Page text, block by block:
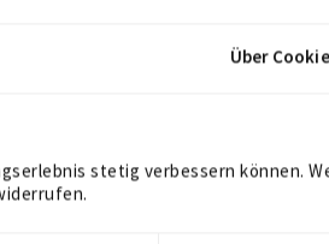
Über
stetig verbessern können.